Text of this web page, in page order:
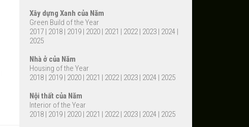
Xây dựng Xanh của Năm
Green Build of the Year
2017 | 2018 | 2019 | 2020 | 2021 | 2022| 2023 | 2024 |
2025
Nhà ở của Năm
Housing of the Year
2018 | 2019 | 2020 | 2021 | 2022| 2023 | 2024 | 2025
Nội thất của Năm
Interior of the Year
2018 | 2019 | 2020 | 2021 | 2022| 2023 | 2024 | 2025